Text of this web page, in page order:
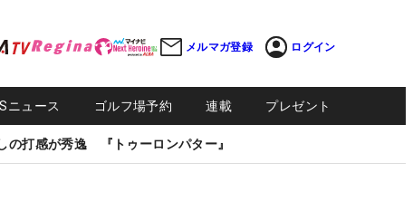
メルマガ登録 ログイン
ニュース ゴルフ場予約 連載 プレゼント
の打感が秀逸 『トゥーロンパター』